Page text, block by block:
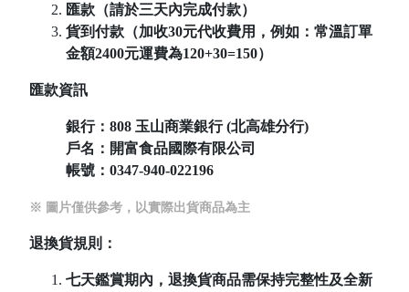
匯款（請於三天內完成付款）
貨到付款（加收30元代收費用，例如：常溫訂單
金額2400元運費為120+30=150）
匯款資訊
銀行：808 玉山商業銀行 (北高雄分行)
戶名：開富食品國際有限公司
帳號： 0347-940-022196
※ 圖片僅供參考，以實際出貨商品為主
退換貨規則：
七天鑑賞期內，退換貨商品需保持完整性及全新